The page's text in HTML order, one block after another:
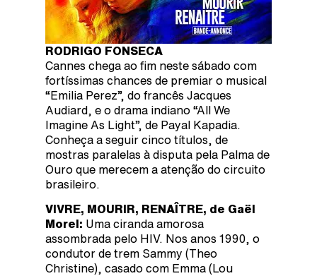
RODRIGO FONSECA
Cannes chega ao fim neste sábado com
fortíssimas chances de premiar o musical
“Emilia Perez”, do francês Jacques
Audiard, e o drama indiano “All We
Imagine As Light”, de Payal Kapadia.
Conheça a seguir cinco títulos, de
mostras paralelas à disputa pela Palma de
Ouro que merecem a atenção do circuito
brasileiro.
VIVRE, MOURIR, RENAÎTRE, de Gaël
Morel: Uma ciranda amorosa
assombrada pelo HIV. Nos anos 1990, o
condutor de trem Sammy (Theo
Christine), casado com Emma (Lou